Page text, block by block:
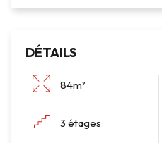
DÉTAILS
84m²
3 étages